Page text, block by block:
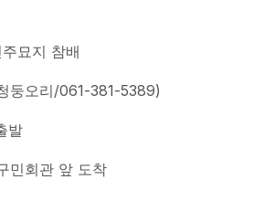
묘지 참배
둥오리/061-381-5389)
발
민회관 앞 도착